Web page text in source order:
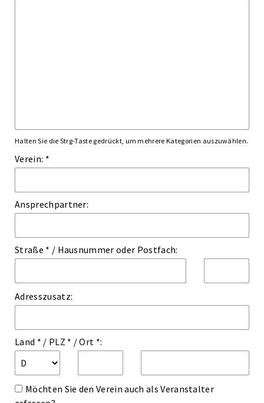
Halten Sie die Strg-Taste gedrückt, um mehrere Kategorien auszuwählen.
Verein: *
Ansprechpartner:
Straße * / Hausnummer oder Postfach:
Adresszusatz:
Land * / PLZ * /Ort *:
Möchten Sie den Verein auch als Veranstalter